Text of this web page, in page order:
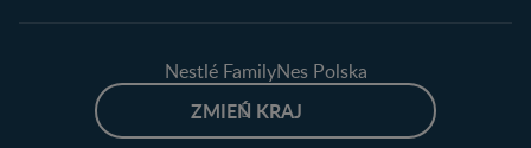
Nestlé FamilyNes Polska
ZMIEŃ KRAJ